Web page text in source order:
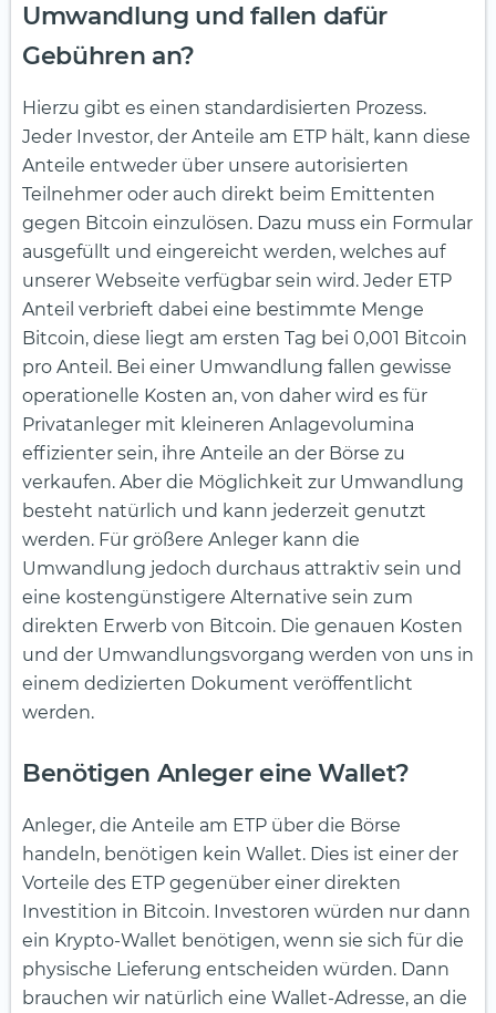
Umwandlung und fallen dafür
Gebühren an?
Hierzu gibt es einen standardisierten Prozess.
Jeder Investor, der Anteile am ETP hält, kann diese
Anteile entweder über unsere autorisierten
Teilnehmer oder auch direkt beim Emittenten
gegen Bitcoin einzulösen. Dazu muss ein Formular
ausgefüllt und eingereicht werden, welches auf
unserer Webseite verfügbar sein wird. Jeder ETP
Anteil verbrieft dabei eine bestimmte Menge
Bitcoin, diese liegt am ersten Tag bei 0,001 Bitcoin
pro Anteil. Bei einer Umwandlung fallen gewisse
operationelle Kosten an, von daher wird es für
Privatanleger mit kleineren Anlagevolumina
effizienter sein, ihre Anteile an der Börse zu
verkaufen. Aber die Möglichkeit zur Umwandlung
besteht natürlich und kann jederzeit genutzt
werden. Für größere Anleger kann die
Umwandlung jedoch durchaus attraktiv sein und
eine kostengünstigere Alternative sein zum
direkten Erwerb von Bitcoin. Die genauen Kosten
und der Umwandlungsvorgang werden von uns in
einem dedizierten Dokument veröffentlicht
werden.
Benötigen Anleger eine Wallet?
Anleger, die Anteile am ETP über die Börse
handeln, benötigen kein Wallet. Dies ist einer der
Vorteile des ETP gegenüber einer direkten
Investition in Bitcoin. Investoren würden nur dann
ein Krypto-Wallet benötigen, wenn sie sich für die
physische Lieferung entscheiden würden. Dann
brauchen wir natürlich eine Wallet-Adresse, an die